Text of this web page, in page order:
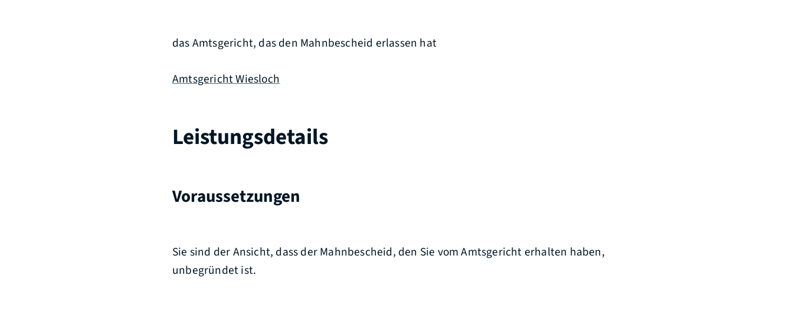
das Amtsgericht, das den Mahnbescheid erlassen hat
Amtsgericht Wiesloch
Leistungsdetails
Voraussetzungen
Sie sind der Ansicht, dass der Mahnbescheid, den Sie vom Amtsgericht erhalten haben,
unbegründet ist.